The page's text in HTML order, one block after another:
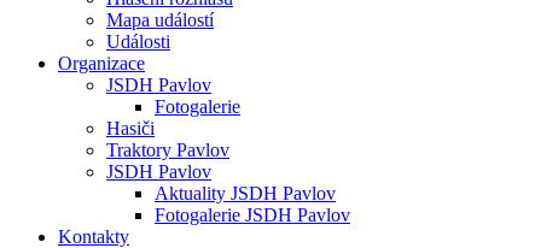
Mapa událostí
Události
Organizace
JSDH Pavlov
Fotogalerie
Hasiči
Traktory Pavlov
JSDH Pavlov
Aktuality JSDH Pavlov
Fotogalerie JSDH Pavlov
Kontakty